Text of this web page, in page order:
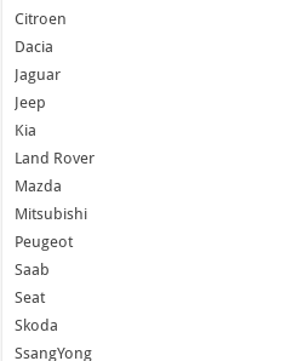
Citroen
Dacia
Jaguar
Jeep
Kia
Land Rover
Mazda
Mitsubishi
Peugeot
Saab
Seat
Skoda
SsangYong